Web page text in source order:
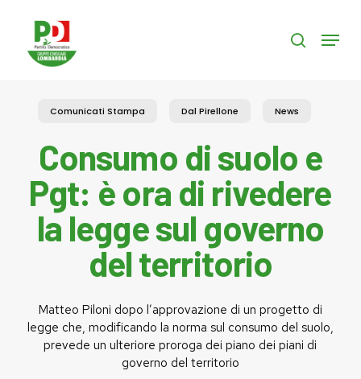
content
search
Menu
Comunicati Stampa Dal Pirellone News
Consumo di suolo e
Pgt: è ora di rivedere
la legge sul governo
del territorio
Matteo Piloni dopo l’approvazione di un progetto di
legge che, modificando la norma sul consumo del suolo,
prevede un ulteriore proroga dei piano dei piani di
governo del territorio